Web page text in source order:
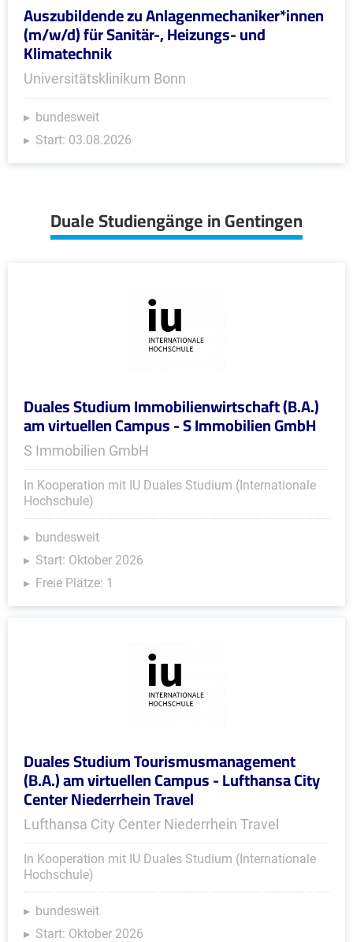
Auszubildende zu Anlagenmechaniker*innen
(m/w/d) für Sanitär-, Heizungs- und
Klimatechnik
Universitätsklinikum Bonn
bundesweit
Start: 03.08.2026
Duale Studiengänge in Gentingen
Duales Studium Immobilienwirtschaft (B.A.)
am virtuellen Campus - S Immobilien GmbH
S Immobilien GmbH
In Kooperation mit IU Duales Studium (Internationale
Hochschule)
bundesweit
Start: Oktober 2026
Freie Plätze: 1
Duales Studium Tourismusmanagement
(B.A.) am virtuellen Campus - Lufthansa City
Center Niederrhein Travel
Lufthansa City Center Niederrhein Travel
In Kooperation mit IU Duales Studium (Internationale
Hochschule)
bundesweit
Start: Oktober 2026